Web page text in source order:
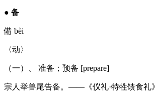
● 备
備 bèi
〈动〉
（一）、 准备；预备 [prepare]
宗人举兽尾告备。——《仪礼·特牲馈食礼》